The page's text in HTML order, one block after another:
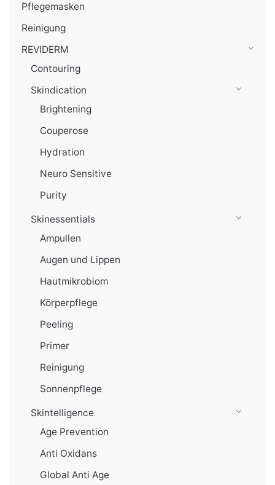
Pflegemasken
Reinigung
REVIDERM
Contouring
Skindication
Brightening
Couperose
Hydration
Neuro Sensitive
Purity
Skinessentials
Ampullen
Augen und Lippen
Hautmikrobiom
Körperpflege
Peeling
Primer
Reinigung
Sonnenpflege
Skintelligence
Age Prevention
Anti Oxidans
Global Anti Age